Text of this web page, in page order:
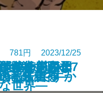
を殺すとき
報告書
食卓を囲む7
か、恋のよ
鴻一郎傑作
イルド―日
世界―
781円 2023/12/25
院徳川和子
と来訪神―
ないですか
下鉄走る―